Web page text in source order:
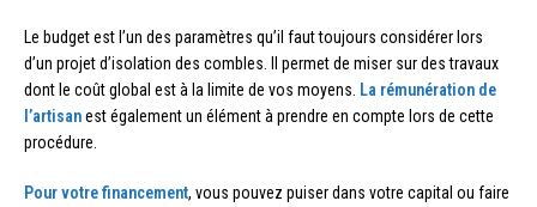
Le budget est l’un des paramètres qu’il faut toujours considérer lors
d’un projet d’isolation des combles. Il permet de miser sur des travaux
dont le coût global est à la limite de vos moyens. La rémunération de
l’artisanest également un élément à prendre en compte lors de cette
procédure.
Pour votre financement, vous pouvez puiser dans votre capital ou faire